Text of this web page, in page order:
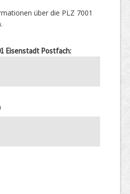
über die PLZ 7001
Eisenstadt Postfach: